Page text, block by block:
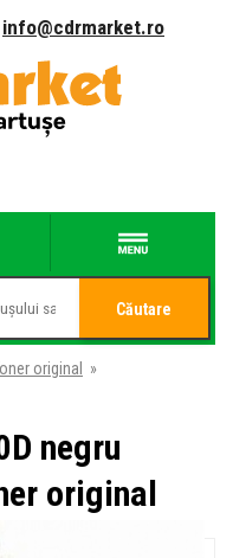
info@cdrmarket.ro
Căutare
original
»
negru
original